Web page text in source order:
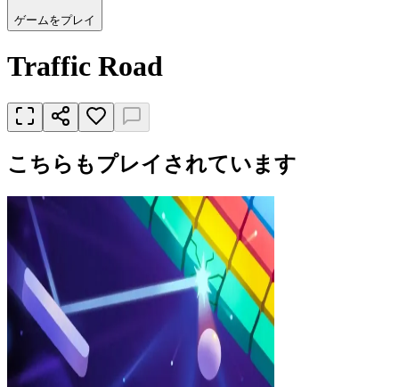
ゲームをプレイ
Traffic Road
こちらもプレイされています